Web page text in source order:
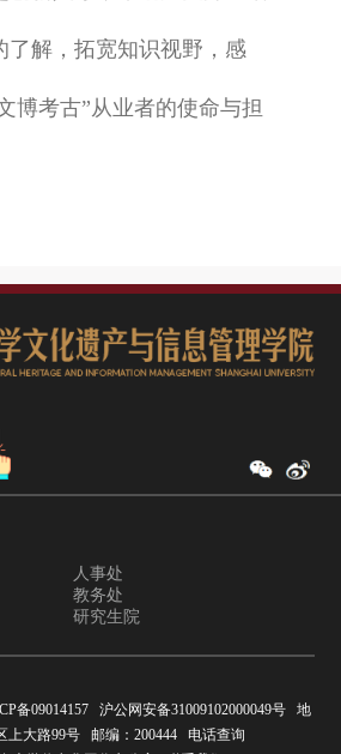
了解，拓宽知识视野，感
博考古”从业者的使命与担
人事处
教务处
研究生院
备09014157 沪公网安备31009102000049号地
上大路99号 邮编：200444 电话查询